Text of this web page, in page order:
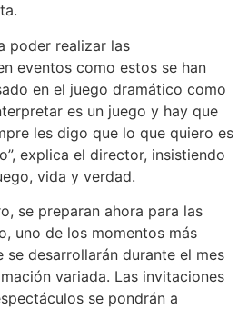
poder realizar las
eventos como estos se han
en el juego dramático como
es un juego y hay que
les digo que lo que quiero es
explica el director, insistiendo
vida y verdad.
se preparan ahora para las
uno de los momentos más
desarrollarán durante el mes
variada. Las invitaciones
se pondrán a